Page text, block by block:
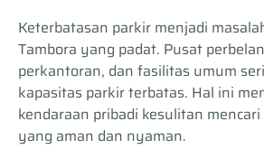
Keterbatasan parkir menjadi
Tambora yang padat. Pusat
perkantoran, dan fasilitas umum
kapasitas parkir terbatas. Hal ini
kendaraan pribadi kesulitan
yang aman dan nyaman.